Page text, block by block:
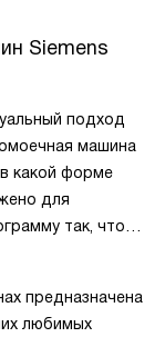
Siemens
подход
машина
какой форме
для
так, чтобы
предназначена
любимых